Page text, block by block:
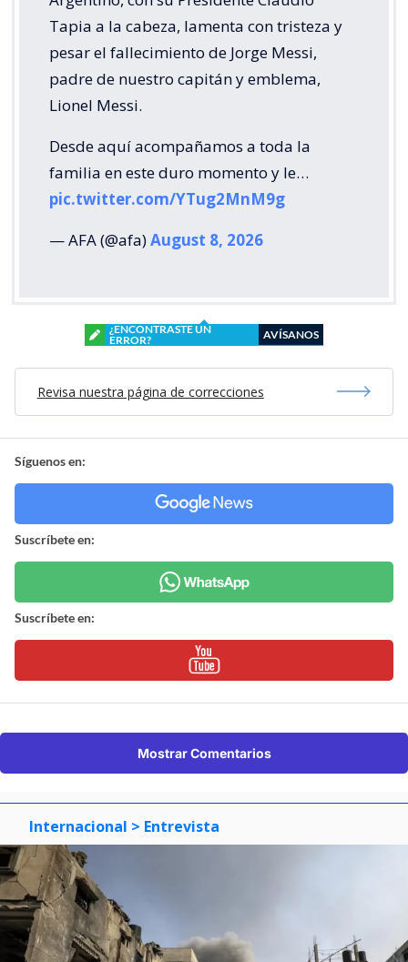
Tapia a la cabeza, lamenta con tristeza y
pesar el fallecimiento de Jorge Messi,
padre de nuestro capitán y emblema,
Lionel Messi.
Desde aquí acompañamos a toda la
familia en este duro momento y le…
pic.twitter.com/YTug2MnM9g
— AFA (@afa)August 8, 2026
¿ENCONTRASTE UN
ERROR?
AVÍSANOS
Revisa nuestra página de correcciones
Síguenos en:
Suscríbete en:
Suscríbete en:
Mostrar Comentarios
Internacional > Entrevista